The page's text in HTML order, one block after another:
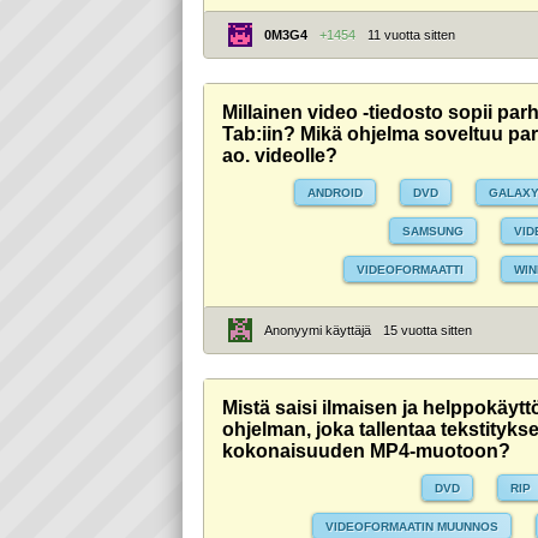
0M3G4 +1454 11 vuotta sitten
Millainen video -tiedosto sopii
Tab:iin? Mikä ohjelma soveltuu
ao. videolle?
ANDROID DVD
SAMSUNG
VIDEOFORMAATTI
Anonyymi käyttäjä 15 vuotta sitten
Mistä saisi ilmaisen ja
ohjelman, joka tallentaa
kokonaisuuden MP4-muotoon?
DVD RIP
VIDEOFORMAATIN MUUNNOS